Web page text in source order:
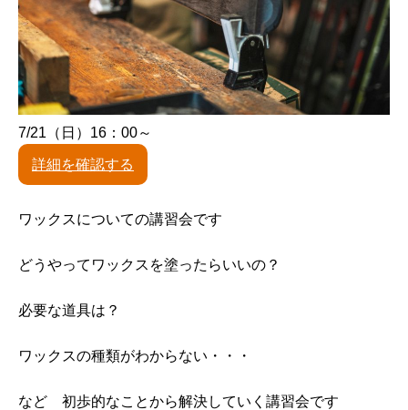
7/21（日）16：00～
詳細を確認する
ワックスについての講習会です
どうやってワックスを塗ったらいいの？
必要な道具は？
ワックスの種類がわからない・・・
など 初歩的なことから解決していく講習会です